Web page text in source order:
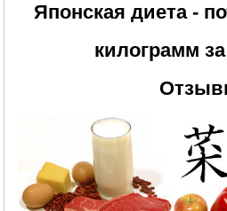
Японская диета -
килограмм